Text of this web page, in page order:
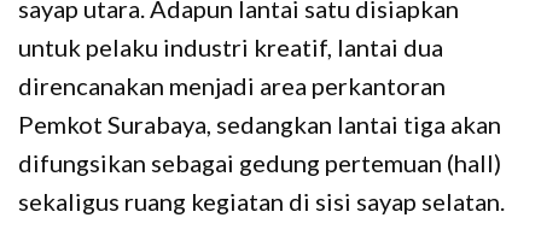
sayap utara. Adapun lantai satu disiapkan
untuk pelaku industri kreatif, lantai dua
direncanakan menjadi area perkantoran
Pemkot Surabaya, sedangkan lantai tiga akan
difungsikan sebagai gedung pertemuan (hall)
sekaligus ruang kegiatan di sisi sayap selatan.